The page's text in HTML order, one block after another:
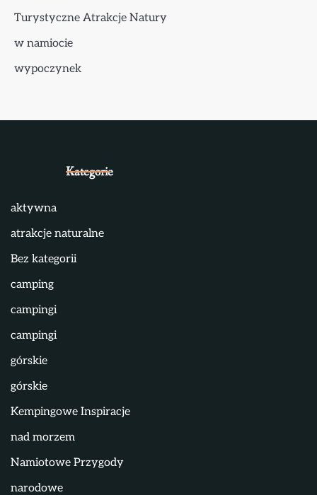
Turystyczne Atrakcje Natury
w namiocie
wypoczynek
Kategorie
aktywna
atrakcje naturalne
Bez kategorii
camping
campingi
campingi
górskie
górskie
Kempingowe Inspiracje
nad morzem
Namiotowe Przygody
narodowe